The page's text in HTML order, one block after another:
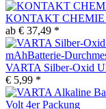
KONTAKT CHEMIE
ab € 37,49 *
VARTA Silber-Oxid
€ 5,99 *